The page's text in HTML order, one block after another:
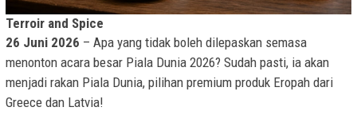
Terroir and Spice
26 Juni 2026 – Apa yang tidak boleh dilepaskan semasa
menonton acara besar Piala Dunia 2026? Sudah pasti, ia akan
menjadi rakan Piala Dunia, pilihan premium produk Eropah dari
Greece dan Latvia!